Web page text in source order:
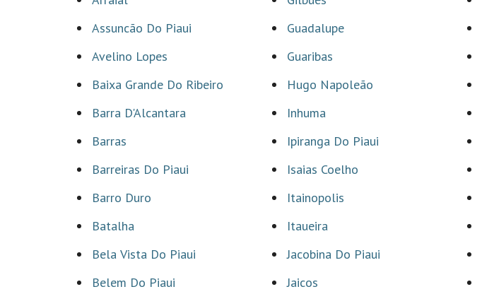
Assuncão Do Piaui
Avelino Lopes
Baixa Grande Do Ribeiro
Barra D'Alcantara
Barras
Barreiras Do Piaui
Barro Duro
Batalha
Bela Vista Do Piaui
Belem Do Piaui
Guadalupe
Guaribas
Hugo Napoleão
Inhuma
Ipiranga Do Piaui
Isaias Coelho
Itainopolis
Itaueira
Jacobina Do Piaui
Jaicos